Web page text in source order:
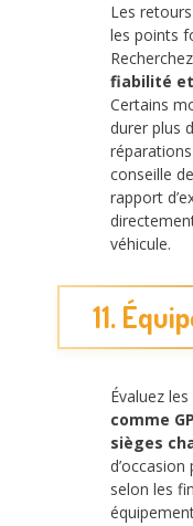
Les
les points
fiabilité
Certains
durer plus
conseille
rapport
véhicule.
11.
Évaluez les
comme
sièges
selon les